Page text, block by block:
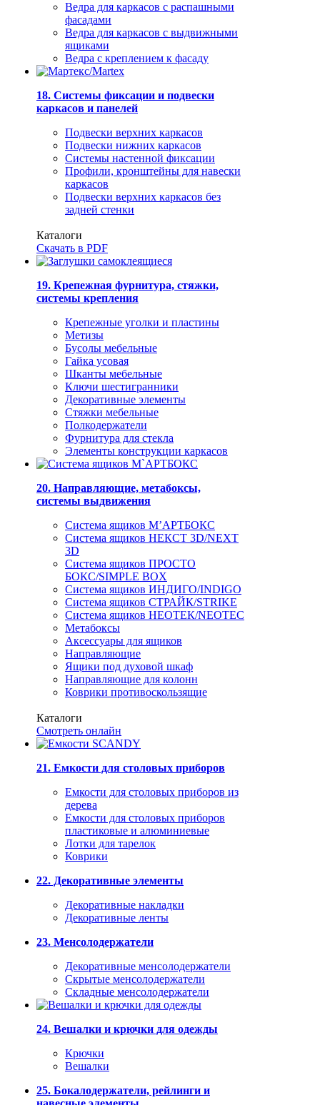
Ведра для каркасов с распашными
фасадами
Ведра для каркасов с выдвижными
ящиками
Ведра с креплением к фасаду
18. Системы фиксации и подвески
каркасов и панелей
Подвески верхних каркасов
Подвески нижних каркасов
Системы настенной фиксации
Профили, кронштейны для навески
каркасов
Подвески верхних каркасов без
задней стенки
Каталоги
Скачать в PDF
19. Крепежная фурнитура, стяжки,
системы крепления
Крепежные уголки и пластины
Метизы
Бусолы мебельные
Гайка усовая
Шканты мебельные
Ключи шестигранники
Декоративные элементы
Стяжки мебельные
Полкодержатели
Фурнитура для стекла
Элементы конструкции каркасов
20. Направляющие, метабоксы,
системы выдвижения
Система ящиков М’АРТБОКС
Система ящиков НЕКСТ 3D/NEXT
3D
Система ящиков ПРОСТО
БОКС/SIMPLE BOX
Система ящиков ИНДИГО/INDIGO
Система ящиков СТРАЙК/STRIKE
Система ящиков НЕОТЕК/NEOTEC
Метабоксы
Аксессуары для ящиков
Направляющие
Ящики под духовой шкаф
Направляющие для колонн
Коврики противоскользящие
Каталоги
Смотреть онлайн
21. Емкости для столовых приборов
Емкости для столовых приборов из
дерева
Емкости для столовых приборов
пластиковые и алюминиевые
Лотки для тарелок
Коврики
22. Декоративные элементы
Декоративные накладки
Декоративные ленты
23. Менсолодержатели
Декоративные менсолодержатели
Скрытые менсолодержатели
Складные менсолодержатели
24. Вешалки и крючки для одежды
Крючки
Вешалки
25. Бокалодержатели, рейлинги и